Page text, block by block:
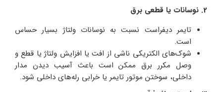
2. نوسانات یا قطعی برق
تایمر دیفراست نسبت به نوسانات ولتاژ بسیار حساس
است.
شوک‌های الکتریکی ناشی از افت یا افزایش ولتاژ یا قطع و
وصل مکرر برق ممکن است باعث آسیب دیدن مدار
داخلی، سوختن موتور تایمر یا خرابی رله‌های داخلی شود.